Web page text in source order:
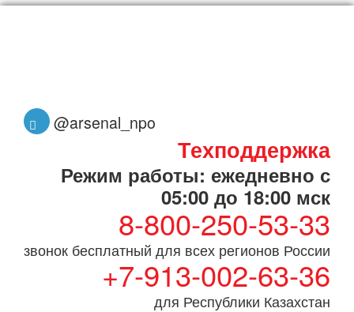
@arsenal_npo
Техподдержка
Режим работы: ежедневно с
05:00 до 18:00 мск
8-800-250-53-33
звонок бесплатный для всех регионов России
+7-913-002-63-36
для Республики Казахстан